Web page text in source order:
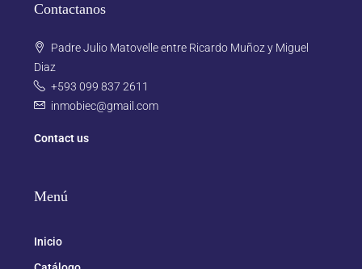
Contactanos
Padre Julio Matovelle entre Ricardo Muñoz y Miguel
Diaz
+593 099 837 2611
inmobiec@gmail.com
Contact us
Menú
Inicio